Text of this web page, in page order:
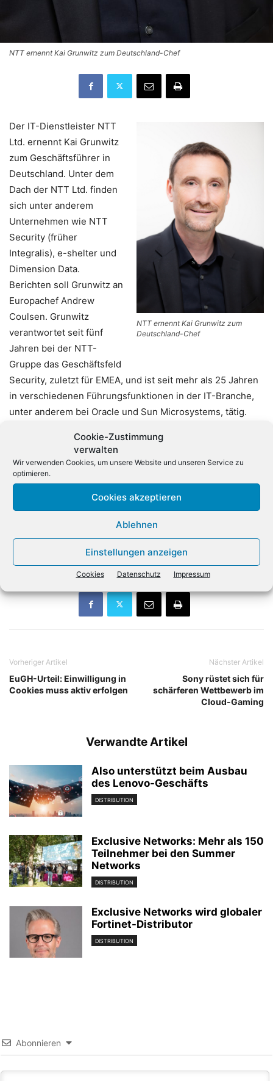
Cookie-Zustimmung
verwalten
Wir verwenden Cookies, um unsere Website und unseren Service zu
optimieren.
Cookies akzeptieren
Ablehnen
Einstellungen anzeigen
Cookies Datenschutz Impressum
NTT ernennt Kai Grunwitz zum Deutschland-Chef
NTT ernennt Kai Grunwitz zum
Deutschland-Chef
Der IT-Dienstleister NTT
Ltd. ernennt Kai Grunwitz
zum Geschäftsführer in
Deutschland. Unter dem
Dach der NTT Ltd. finden
sich unter anderem
Unternehmen wie NTT
Security (früher
Integralis), e-shelter und
Dimension Data.
Berichten soll Grunwitz an
Europachef Andrew
Coulsen. Grunwitz
verantwortet seit fünf
Jahren bei der NTT-
Gruppe das Geschäftsfeld
Security, zuletzt für EMEA, und ist seit mehr als 25 Jahren
in verschiedenen Führungsfunktionen in der IT-Branche,
unter anderem bei Oracle und Sun Microsystems, tätig.
NTT Ltd. hat seit ihrem Start am 1. Juli 2019 insgesamt 28
Unternehmen wie Dimension Data, NTT Communications
und NTT Security zusammengeführt und beschäftigt
derzeit rund 40.000 Mitarbeiter. Zum Kundenportfolio
gehören Unternehmen aus den Bereichen
Finanzdienstleistungen, Pharma, Telekommunikation,
Energie und Versorgung, Fertigung, Automobilindustrie
Vorheriger Artikel
EuGH-Urteil: Einwilligung in
Cookies muss aktiv erfolgen
Nächster Artikel
Sony rüstet sich für
schärferen Wettbewerb im
Cloud-Gaming
Verwandte Artikel
Also unterstützt beim Ausbau
des Lenovo-Geschäfts
DISTRIBUTION
Exclusive Networks: Mehr als 150
Teilnehmer bei den Summer
Networks
DISTRIBUTION
Exclusive Networks wird globaler
Fortinet-Distributor
DISTRIBUTION
Abonnieren